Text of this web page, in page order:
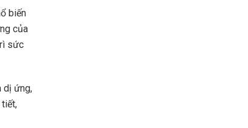
biến
của
sức
dị ứng,
tiết,